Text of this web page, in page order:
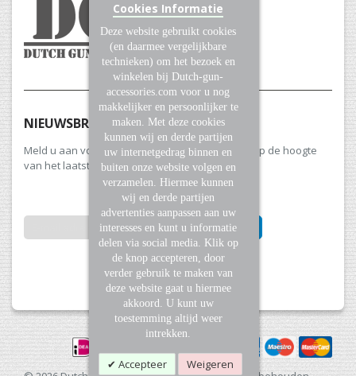
NIEUWSBRIEF
Meld u aan voor onze nieuwsbrief en blijf altijd op de hoogte
van het laatste nieuws en aanbiedingen.
onze
nieuwsbrief
INSCHRIJVEN
Cookies Informatie
Deze website gebruikt cookies
(en daarmee vergelijkbare
technieken) om het bezoek en
winkelen bij Dutch-gun-
accessories.com voor u nog
makkelijker en persoonlijker te
maken. Met deze cookies
kunnen wij en derde partijen
uw internetgedrag binnen en
buiten onze website volgen en
verzamelen. Hiermee kunnen
wij en derde partijen
advertenties aanpassen aan uw
interesses en kunt u informatie
delen via social media. Klik op
de knop accepteren, door
verder gebruik te maken van
deze website gaat u hiermee
akkoord. U kunt uw
toestemming altijd weer
intrekken.
Accepteer Weigeren